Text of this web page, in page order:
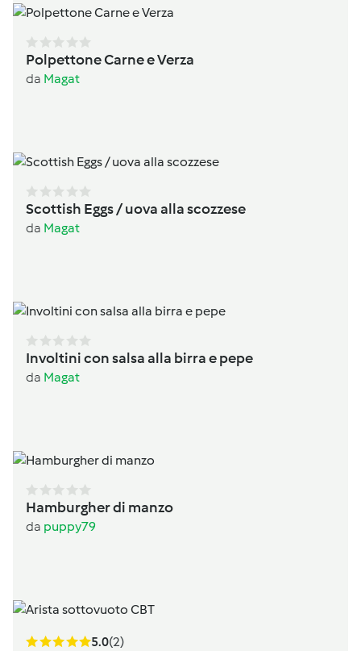
Polpettone Carne e Verza
da Magat
Scottish Eggs / uova alla scozzese
da Magat
Involtini con salsa alla birra e pepe
da Magat
Hamburgher di manzo
da puppy79
5.0(2)